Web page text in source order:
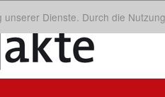
Dienste. Durch die